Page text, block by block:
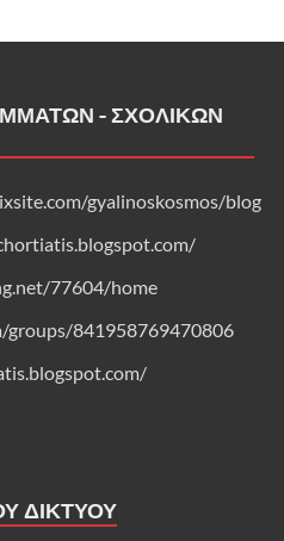
- ΣΧΟΛΙΚΏΝ
gyalinoskosmos/blog
77604/home
groups/841958769470806
ΔΙΚΤΎΟΥ